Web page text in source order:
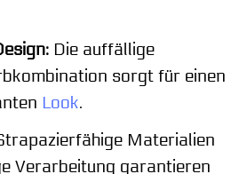
Die auffällige
sorgt für einen
Look.
Materialien
Verarbeitung garantieren